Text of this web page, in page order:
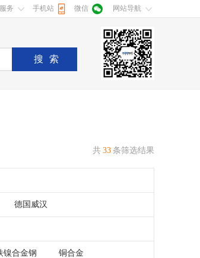
务 手机站 微信 网站导航
搜索
共 33 条筛选结果
德国威汉
镍合金钢 铜合金